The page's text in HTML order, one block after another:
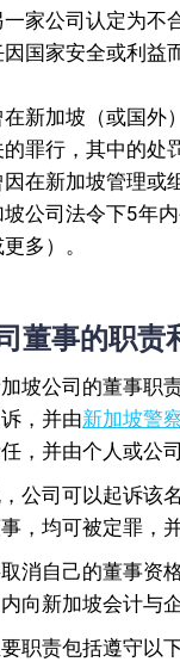
家公司认定为不
国家安全或利益
新加坡（或国外
罪行，其中的处
在新加坡管理或
公司法令下5年
多）。
董事的职责
坡公司的董事职
，并由新加坡警
，并由个人或公
公司可以起诉该
，均可被定罪，
消自己的董事资
向新加坡会计与
职责包括遵守以